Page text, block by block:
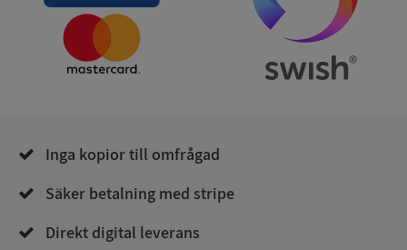
Inga kopior till omfrågad
Säker betalning med stripe
Direkt digital leverans
Strikt nödvändiga kakor tillåter
kärnwebbplatsfunktioner som användarinloggning
användas ordentligt utan strikt nödvändiga cookies.
Namn